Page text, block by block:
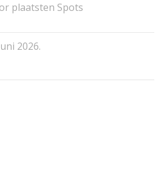
plaatsten Spots
2026.